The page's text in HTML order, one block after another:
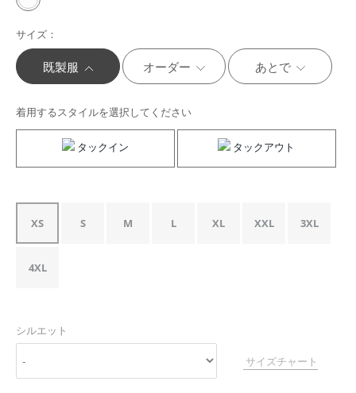
サイズ：
既製服 オーダー あとで
着用するスタイルを選択してください
タックイン タックアウト
XS S M L XL XXL 3XL
4XL
シルエット
サイズチャート